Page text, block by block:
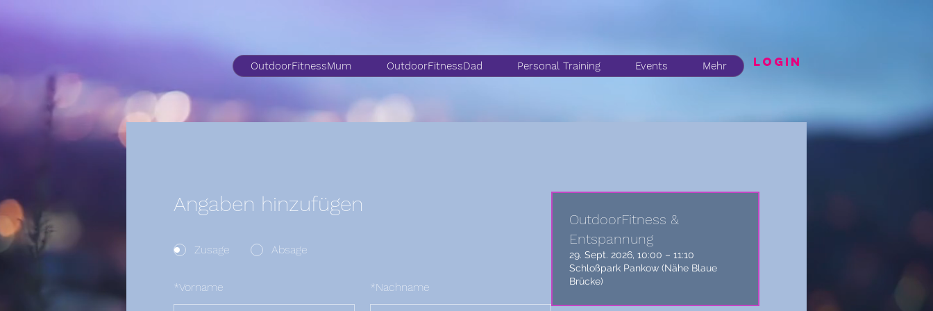
OutdoorFitnessMum OutdoorFitnessDad Personal Training Events Mehr LogIN
Angaben hinzufügen
Zusage Absage
*Vorname *Nachname
OutdoorFitness &
Entspannung
29. Sept. 2026, 10:00 – 11:10
Schloßpark Pankow (Nähe Blaue
Brücke)